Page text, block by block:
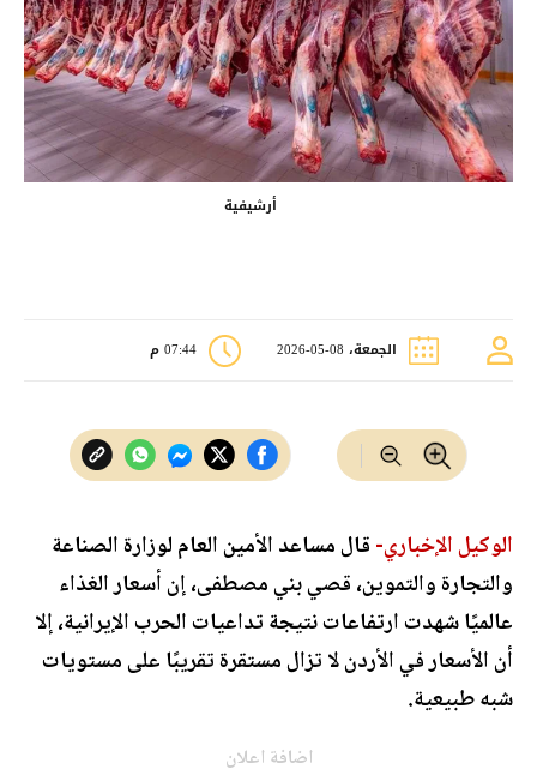
أرشيفية
الجمعة، 08-05-2026 07:44 م
الوكيل الإخباري-قال مساعد الأمين العام لوزارة الصناعة
والتجارة والتموين، قصي بني مصطفى، إن أسعار الغذاء
عالميًا شهدت ارتفاعات نتيجة تداعيات الحرب الإيرانية، إلا
أن الأسعار في الأردن لا تزال مستقرة تقريبًا على مستويات
شبه طبيعية.
اضافة اعلان